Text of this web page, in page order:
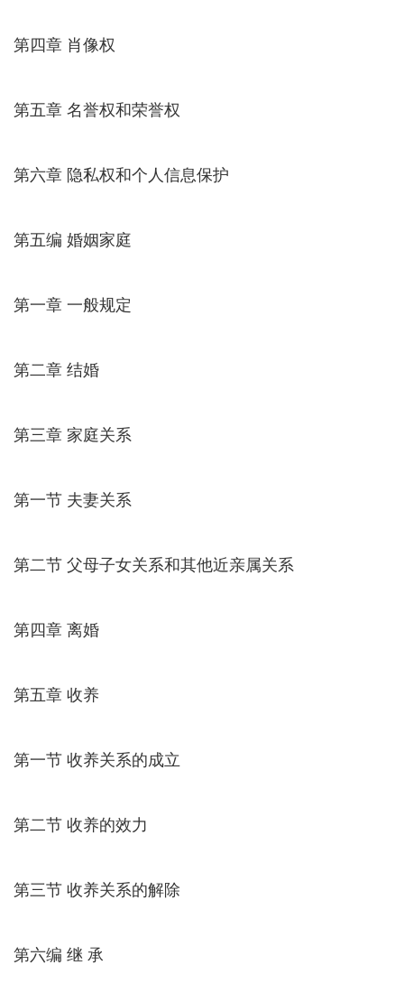
第四章 肖像权
第五章 名誉权和荣誉权
第六章 隐私权和个人信息保护
第五编 婚姻家庭
第一章 一般规定
第二章 结婚
第三章 家庭关系
第一节 夫妻关系
第二节 父母子女关系和其他近亲属关系
第四章 离婚
第五章 收养
第一节 收养关系的成立
第二节 收养的效力
第三节 收养关系的解除
第六编 继 承